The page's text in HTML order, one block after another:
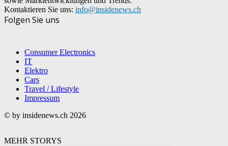
Kontaktieren Sie uns: info@insidenews.ch
Folgen Sie uns
Consumer Electronics
IT
Elektro
Cars
Travel / Lifestyle
Impressum
© by insidenews.ch 2026
MEHR STORYS